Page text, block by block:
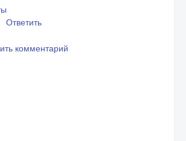
Ответить
комментарий